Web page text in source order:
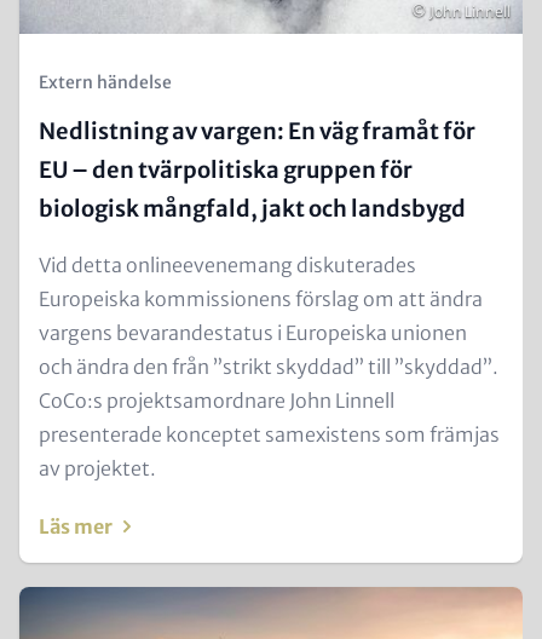
Copyright
© John Linnell
Kicker
Extern händelse
Nedlistning av vargen: En väg framåt för
EU – den tvärpolitiska gruppen för
biologisk mångfald, jakt och landsbygd
Text
for
Teaser
and
Metatags
Vid detta onlineevenemang diskuterades
Europeiska kommissionens förslag om att ändra
vargens bevarandestatus i Europeiska unionen
och ändra den från ”strikt skyddad” till ”skyddad”.
CoCo:s projektsamordnare John Linnell
presenterade konceptet samexistens som främjas
av projektet.
Läs mer
Teaser